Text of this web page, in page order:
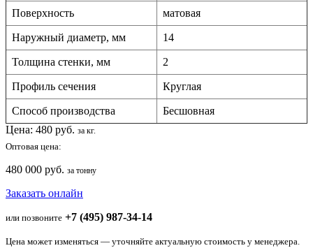
Поверхность матовая
Наружный диаметр, мм 14
Толщина стенки, мм 2
Профиль сечения Круглая
Способ производства
Бесшовная
Цена: 480 руб. за кг.
Оптовая цена:
480 000 руб. за тонну
Заказать онлайн
или позвоните +7 (495) 987-34-14
Цена может изменяться — уточняйте актуальную стоимость у менеджера.